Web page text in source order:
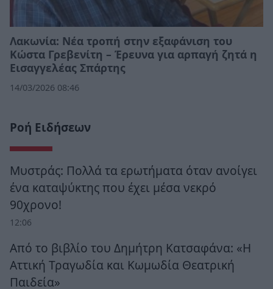
Λακωνία: Νέα τροπή στην εξαφάνιση του
Κώστα Γρεβενίτη – Έρευνα για αρπαγή ζητά η
Εισαγγελέας Σπάρτης
14/03/2026 08:46
Ροή Ειδήσεων
Μυστράς: Πολλά τα ερωτήματα όταν ανοίγει
ένα καταψύκτης που έχει μέσα νεκρό
90χρονο!
12:06
Από το βιβλίο του Δημήτρη Κατσαφάνα: «Η
Αττική Τραγωδία και Κωμωδία Θεατρική
Παιδεία»